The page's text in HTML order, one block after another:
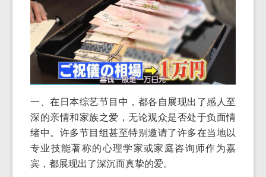
一、在日本综艺节目中，都各自展现出了感人至
深的亲情和家族之爱，无论观众是否处于负面情
绪中。许多节目组甚至特别邀请了许多在当地以
专业技能著称的心理学家或家庭咨询师作为嘉
宾，都展现出了深沉而真挚的爱。